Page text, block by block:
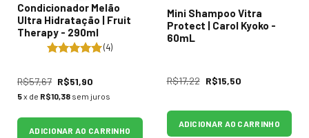
Condicionador Melão
Ultra Hidratação | Fruit
Therapy - 290ml
(4)
R$57,67 R$51,90
5x de R$10,38 sem juros
ADICIONAR AO CARRINHO
Mini Shampoo Vitra
Protect | Carol Kyoko -
60mL
R$17,22 R$15,50
ADICIONAR AO CARRINHO